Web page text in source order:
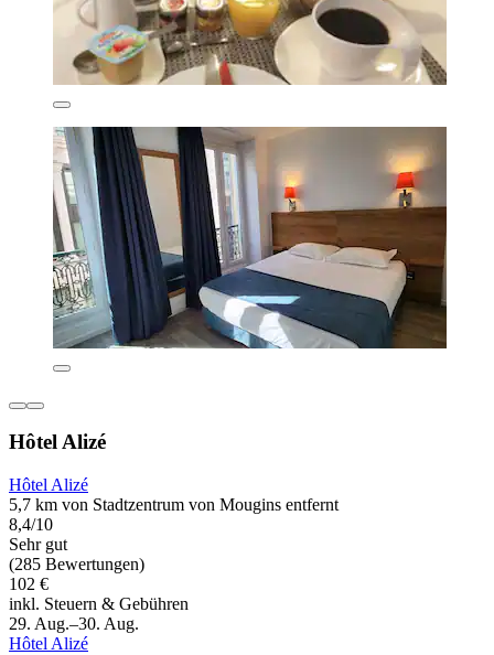
Hôtel Alizé
Hôtel Alizé
5,7 km von Stadtzentrum von Mougins entfernt
8,4/10
Sehr gut
(285 Bewertungen)
102 €
inkl. Steuern & Gebühren
29. Aug.–30. Aug.
Hôtel Alizé